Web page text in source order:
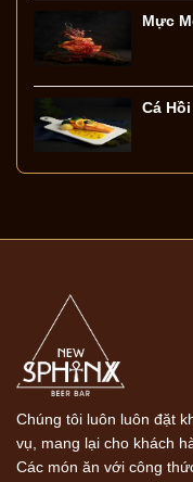
Mực
Cá
Chúng tôi luôn luôn đặt
vụ, mang lại cho khách
Các món ăn với công